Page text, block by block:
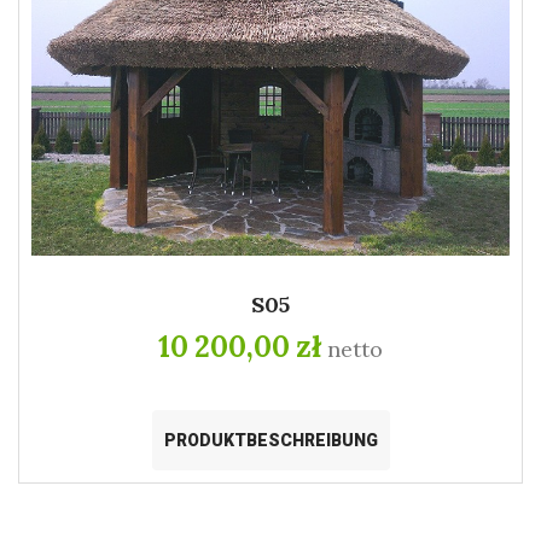
S05
10 200,00 zł netto
PRODUKTBESCHREIBUNG